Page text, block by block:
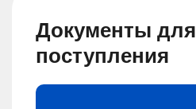
Документы для
поступления